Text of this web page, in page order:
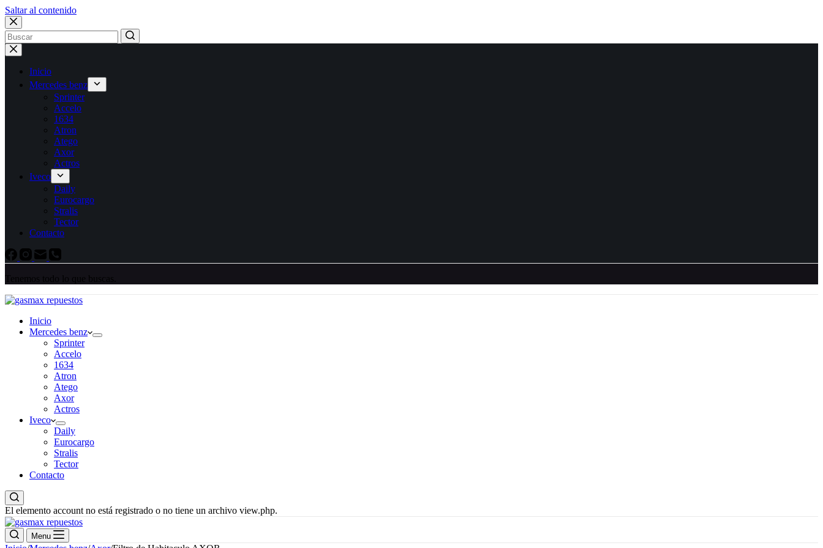
Saltar al contenido
Inicio
Mercedes benz
Sprinter
Accelo
1634
Atron
Atego
Axor
Actros
Iveco
Daily
Eurocargo
Stralis
Tector
Contacto
Inicio
Mercedes benz
Sprinter
Accelo
1634
Atron
Atego
Axor
Actros
Iveco
Daily
Eurocargo
Stralis
Tector
Contacto
El elemento account no está registrado o no tiene un archivo view.php.
Menu